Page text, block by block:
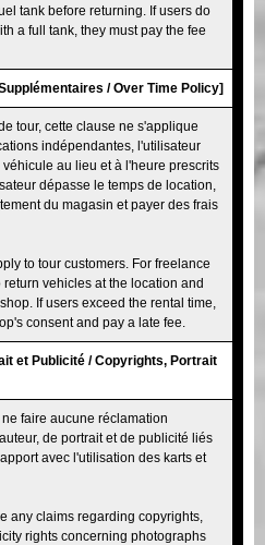
tank before returning. If users do
a full tank, they must pay the fee
/ Over Time Policy]
tour, cette clause ne s'applique
indépendantes, l'utilisateur
au lieu et à l'heure prescrits
dépasse le temps de location,
du magasin et payer des frais
to tour customers. For freelance
vehicles at the location and
If users exceed the rental time,
consent and pay a late fee.
et Publicité / Copyrights, Portrait
faire aucune réclamation
de portrait et de publicité liés
avec l'utilisation des karts et
any claims regarding copyrights,
rights concerning photographs